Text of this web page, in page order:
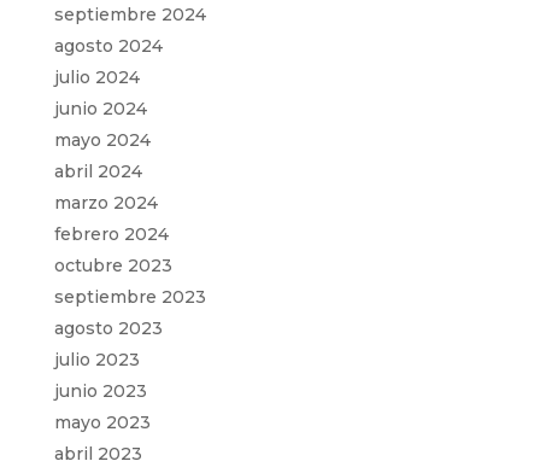
septiembre 2024
agosto 2024
julio 2024
junio 2024
mayo 2024
abril 2024
marzo 2024
febrero 2024
octubre 2023
septiembre 2023
agosto 2023
julio 2023
junio 2023
mayo 2023
abril 2023